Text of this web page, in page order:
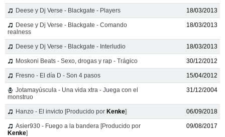
Deese y Dj Verse - Blackgate - Players 18/03/2013
Deese y Dj Verse - Blackgate - Comando
realness
18/03/2013
Deese y Dj Verse - Blackgate - Interludio 18/03/2013
Moskoni Beats - Sexo, drogas y rap - Trágico 30/12/2012
Fresno - El día D - Son 4 pasos 15/04/2012
Jotamayúscula - Una vida xtra - Juega con el
monstruo
31/12/2004
Hanzo - El invicto [Producido por Kenke] 06/09/2018
Asier930 - Fuego a la bandera [Producido por
Kenke]
09/08/2017